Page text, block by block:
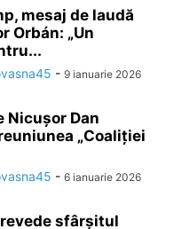
mesaj de laudă
Orbán: „Un
- 9 ianuarie 2026
Nicușor Dan
„Coaliției
- 6 ianuarie 2026
sfârșitul